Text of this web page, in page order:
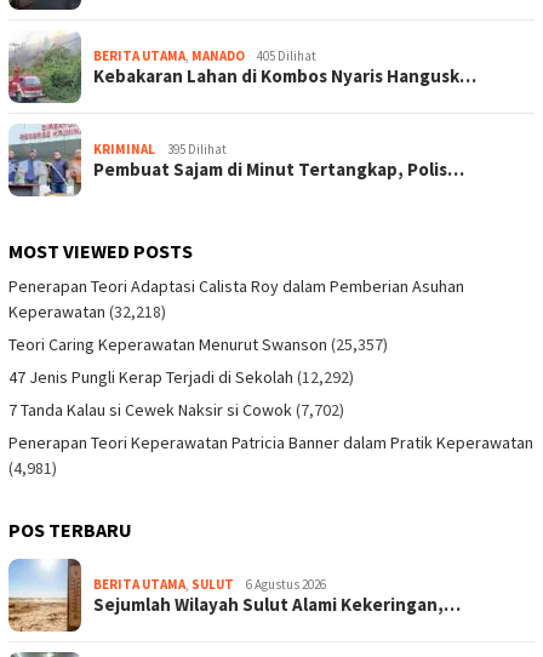
BERITA UTAMA MANADO 405 Dilihat
Kebakaran Lahan di Kombos Nyaris Hangusk…
KRIMINAL 395 Dilihat
Pembuat Sajam di Minut Tertangkap, Polis…
MOST VIEWED POSTS
Penerapan Teori Adaptasi Calista Roy dalam Pemberian Asuhan
Keperawatan (32,218)
Teori Caring Keperawatan Menurut Swanson (25,357)
47 Jenis Pungli Kerap Terjadi di Sekolah (12,292)
7 Tanda Kalau si Cewek Naksir si Cowok(7,702)
Penerapan Teori Keperawatan Patricia Banner dalam Pratik Keperawatan
(4,981)
POS TERBARU
BERITA UTAMA SULUT 6 Agustus 2026
Sejumlah Wilayah Sulut Alami Kekeringan,…